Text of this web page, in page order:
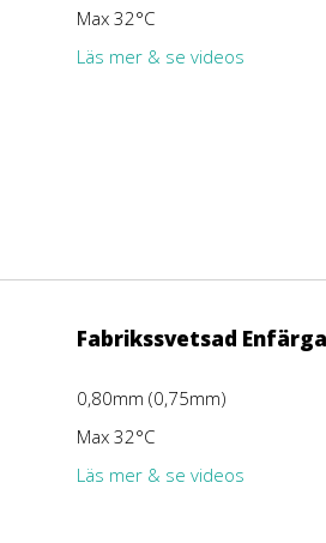
Max 32°C
Läs mer & se videos
Fabrikssvetsad
0,80mm (0,75mm)
Max 32°C
Läs mer & se videos